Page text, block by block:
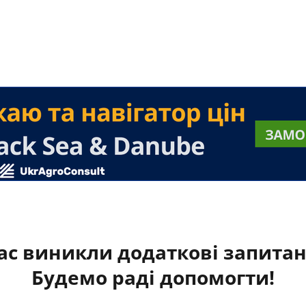
виникли додаткові
Будемо раді допомогти!